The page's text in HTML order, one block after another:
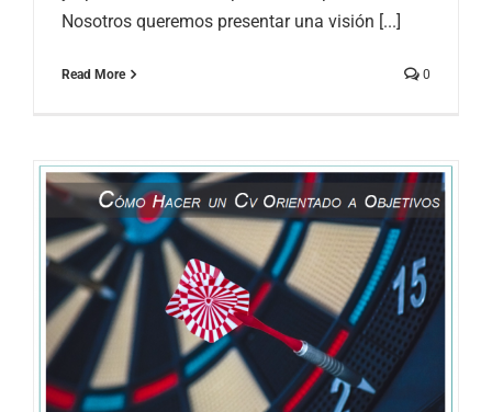
Nosotros queremos presentar una visión [...]
Read More 0